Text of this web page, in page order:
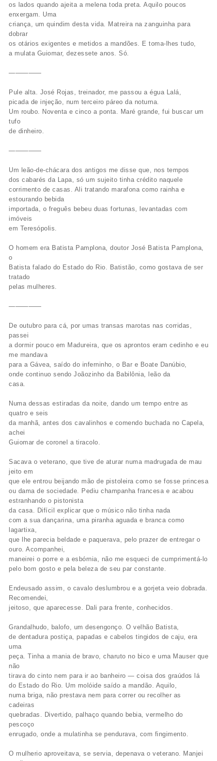
os lados quando ajeita a melena toda preta. Aquilo poucos
enxergam. Uma
criança, um quindim desta vida. Matreira na zanguinha para
dobrar
os otários exigentes e metidos a mandões. E toma-lhes tudo,
a mulata Guiomar, dezessete anos. Só.
—————
Pule alta. José Rojas, treinador, me passou a égua Lalá,
picada de injeção, num terceiro páreo da noturna.
Um roubo. Noventa e cinco a ponta. Maré grande, fui buscar um
tufo
de dinheiro.
—————
Um leão-de-chácara dos antigos me disse que, nos tempos
dos cabarés da Lapa, só um sujeito tinha crédito naquele
corrimento de casas. Ali tratando marafona como rainha e
estourando bebida
importada, o freguês bebeu duas fortunas, levantadas com
imóveis
em Teresópolis.
O homem era Batista Pamplona, doutor José Batista Pamplona,
o
Batista falado do Estado do Rio. Batistão, como gostava de ser
tratado
pelas mulheres.
—————
De outubro para cá, por umas transas marotas nas corridas,
passei
a dormir pouco em Madureira, que os aprontos eram cedinho e eu
me mandava
para a Gávea, saído do inferninho, o Bar e Boate Danúbio,
onde continuo sendo Joãozinho da Babilônia, leão da
casa.
Numa dessas estiradas da noite, dando um tempo entre as
quatro e seis
da manhã, antes dos cavalinhos e comendo buchada no Capela,
achei
Guiomar de coronel a tiracolo.
Sacava o veterano, que tive de aturar numa madrugada de mau
jeito em
que ele entrou beijando mão de pistoleira como se fosse princesa
ou dama de sociedade. Pediu champanha francesa e acabou
estranhando o pistonista
da casa. Difícil explicar que o músico não tinha nada
com a sua dançarina, uma piranha aguada e branca como
lagartixa,
que lhe parecia beldade e paquerava, pelo prazer de entregar o
ouro. Acompanhei,
maneirei o porre e a esbórnia, não me esqueci de cumprimentá-lo
pelo bom gosto e pela beleza de seu par constante.
Endeusado assim, o cavalo deslumbrou e a gorjeta veio dobrada.
Recomendei,
jeitoso, que aparecesse. Dali para frente, conhecidos.
Grandalhudo, balofo, um desengonço. O velhão Batista,
de dentadura postiça, papadas e cabelos tingidos de caju, era
uma
peça. Tinha a mania de bravo, charuto no bico e uma Mauser que
não
tirava do cinto nem para ir ao banheiro — coisa dos graúdos lá
do Estado do Rio. Um molóide saído a mandão. Aquilo,
numa briga, não prestava nem para correr ou recolher as
cadeiras
quebradas. Divertido, palhaço quando bebia, vermelho do
pescoço
enrugado, onde a mulatinha se pendurava, com fingimento.
O mulherio aproveitava, se servia, depenava o veterano. Manjei